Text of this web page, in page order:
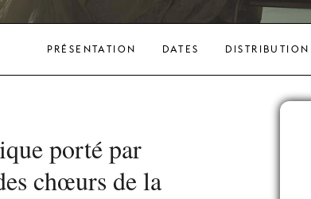
PRÉSENTATION DATES DISTRIBUTION
porté par
chœurs de la